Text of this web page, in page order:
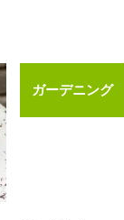
ガーデニング